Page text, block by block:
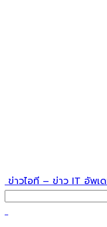
ข่าวไอที – ข่าว IT อัพเ